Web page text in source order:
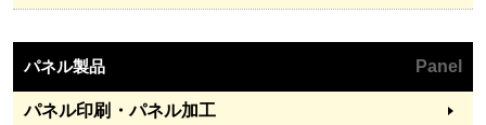
パネル製品 Panel
パネル印刷・パネル加工